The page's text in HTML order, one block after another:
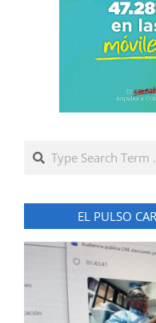
Search
EL PULSO